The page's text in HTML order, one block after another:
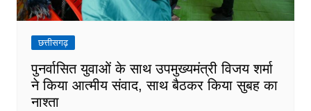
छत्तीसगढ़
पुनर्वासित युवाओं के साथ उपमुख्यमंत्री विजय शर्मा
ने किया आत्मीय संवाद, साथ बैठकर किया सुबह का
नाश्ता